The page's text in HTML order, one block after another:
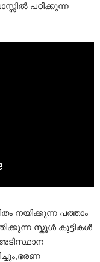
പഠിക്കുന്ന
നയിക്കുന്ന പത്താം
സ്കൂൾ കുട്ടികൾ